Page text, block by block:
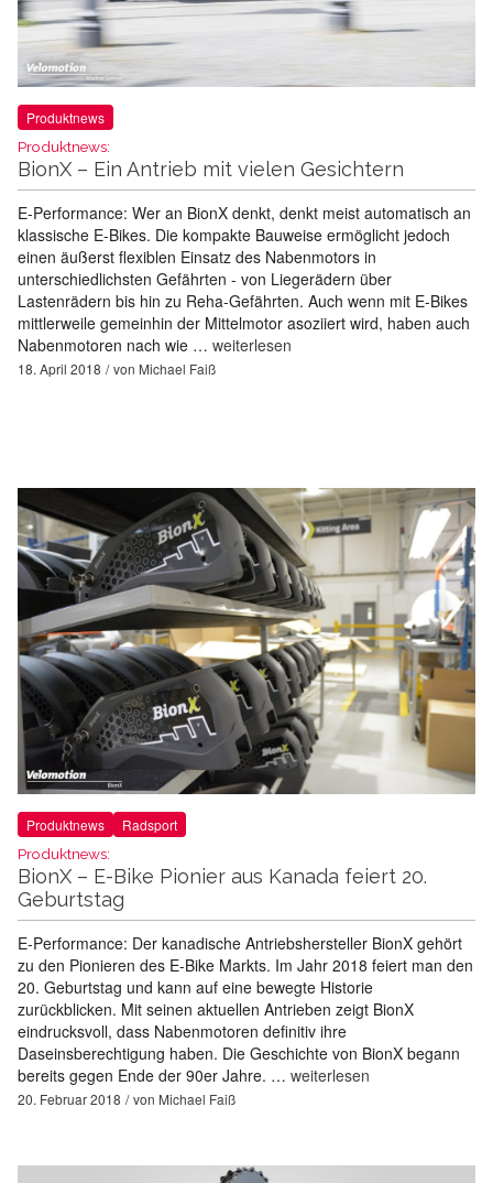
Produktnews
Produktnews:
BionX – Ein Antrieb mit vielen Gesichtern
E-Performance: Wer an BionX denkt, denkt meist automatisch an
klassische E-Bikes. Die kompakte Bauweise ermöglicht jedoch
einen äußerst flexiblen Einsatz des Nabenmotors in
unterschiedlichsten Gefährten - von Liegerädern über
Lastenrädern bis hin zu Reha-Gefährten. Auch wenn mit E-Bikes
mittlerweile gemeinhin der Mittelmotor asoziiert wird, haben auch
Nabenmotoren nach wie … weiterlesen
18. April 2018 von Michael Faiß
Produktnews Radsport
Produktnews:
BionX – E-Bike Pionier aus Kanada feiert 20.
Geburtstag
E-Performance: Der kanadische Antriebshersteller BionX gehört
zu den Pionieren des E-Bike Markts. Im Jahr 2018 feiert man den
20. Geburtstag und kann auf eine bewegte Historie
zurückblicken. Mit seinen aktuellen Antrieben zeigt BionX
eindrucksvoll, dass Nabenmotoren definitiv ihre
Daseinsberechtigung haben. Die Geschichte von BionX begann
bereits gegen Ende der 90er Jahre. … weiterlesen
20. Februar 2018 von Michael Faiß